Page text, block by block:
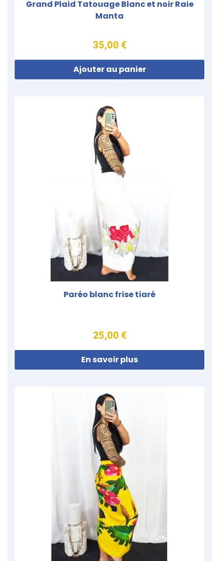
Grand Plaid Tatouage Blanc et noir Raie
Manta
35,00 €
Ajouter au panier
Paréo blanc frise tiaré
25,00 €
En savoir plus